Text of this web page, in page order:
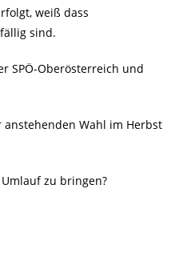
weiß dass
sind.
SPÖ-Oberösterreich und
Wahl im Herbst
zu bringen?